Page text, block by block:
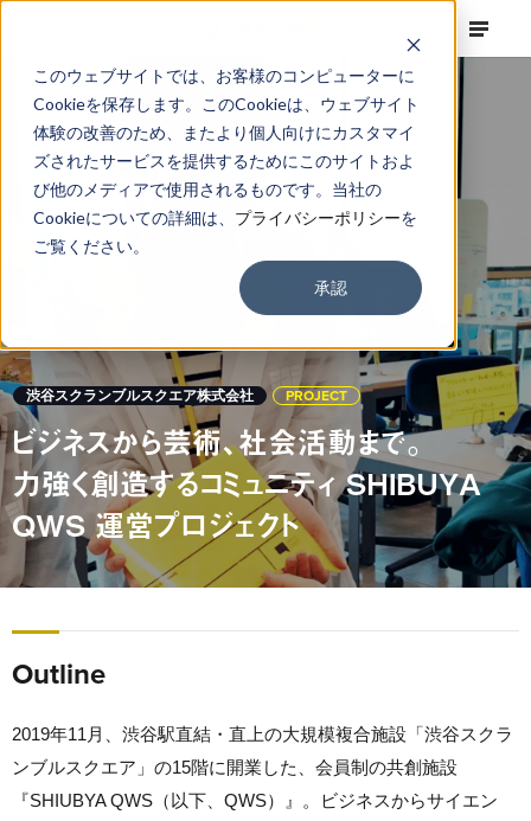
このウェブサイトでは、お客様のコンピューターに
Cookieを保存します。このCookieは、ウェブサイト
体験の改善のため、またより個人向けにカスタマイ
ズされたサービスを提供するためにこのサイトおよ
び他のメディアで使用されるものです。当社の
Cookieについての詳細は、 プライバシーポリシーを
ご覧ください。
承認
渋谷スクランブルスクエア株式会社 PROJECT
ビジネスから芸術、社会活動まで。
力強く創造するコミュニティ SHIBUYA
QWS 運営プロジェクト
Outline
2019年11月、渋谷駅直結・直上の大規模複合施設「渋谷スクラ
ンブルスクエア」の15階に開業した、会員制の共創施設
『SHIUBYA QWS（以下、QWS）』。ビジネスからサイエン